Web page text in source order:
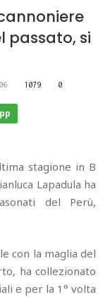
passato, si
1079 0
stagione in B
Lapadula ha
del Perù,
con la maglia del
ha collezionato
e per la 1° volta